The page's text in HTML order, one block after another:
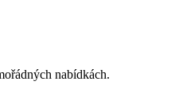
nabídkách.